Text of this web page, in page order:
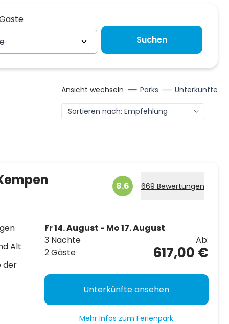
Suchen
Ansicht wechseln Parks Unterkünfte
8.6 669 Bewertungen
Alt
der
Fr 14. August - Mo 17. August
3 Nächte
2 Gäste
Ab:
617,00 €
Unterkünfte ansehen
Mehr Infos zum Ferienpark